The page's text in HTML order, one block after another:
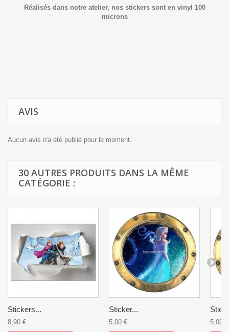
Réalisés dans notre atelier, nos stickers sont en vinyl 100
microns
AVIS
Aucun avis n'a été publié pour le moment.
30 AUTRES PRODUITS DANS LA MÊME
CATÉGORIE :
Stickers...
8,90 €
Sticker...
5,00 € 5,00 €